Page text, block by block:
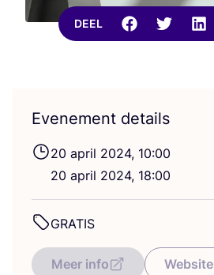
DEEL
Evenement details
20 april 2024, 10:00
20 april 2024, 18:00
GRA­TIS
Meer info Website